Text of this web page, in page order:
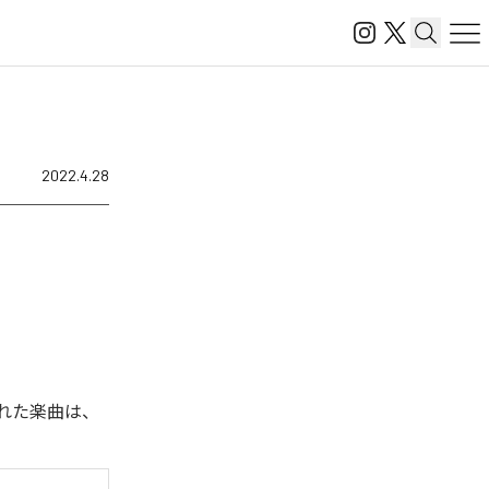
2022.4.28
た楽曲は、